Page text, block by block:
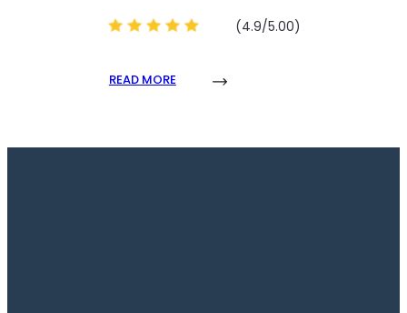
(4.9/5.00)
READ MORE